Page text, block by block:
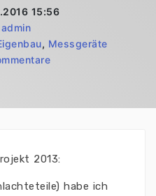
15:56
admin
, Messgeräte
2013:
habe ich